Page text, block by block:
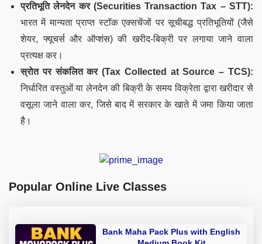
प्रतिभूति लेनदेन कर (Securities Transaction Tax – STT):
भारत में मान्यता प्राप्त स्टॉक एक्सचेंजों पर सूचीबद्ध प्रतिभूतियों (जैसे
शेयर, फ्यूचर्स और ऑप्शंस) की खरीद-बिक्री पर लगाया जाने वाला
प्रत्यक्ष कर।
स्रोत पर संकलित कर (Tax Collected at Source – TCS):
निर्धारित वस्तुओं या लेनदेन की बिक्री के समय विक्रेता द्वारा खरीदार से
वसूला जाने वाला कर, जिसे बाद में सरकार के खाते में जमा किया जाता
है।
Popular Online Live Classes
Bank Maha Pack Plus with English